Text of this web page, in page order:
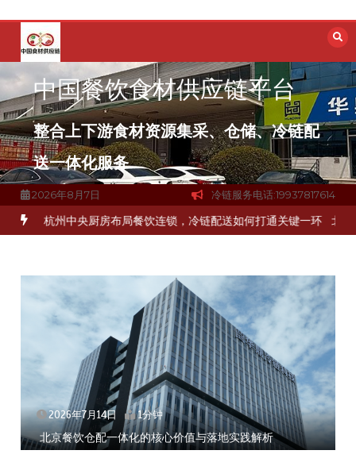
容
中国餐饮食材供应链平台
整合上下游食材资源集采、仓储、冷链配
送一体化服务
2026年8月7日 冷链服务电话:19937817614
杭州中央厨房布局餐饮连锁，冷链配送如何打通关键一环 北京餐饮企
2026年7月14日 1分钟
北京餐饮仓配一体化的核心价值与落地实践解析